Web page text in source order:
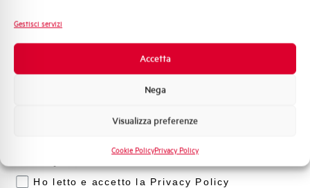
Gestisci servizi
Accetta
Nega
Visualizza preferenze
Cookie PolicyPrivacy Policy
Scopri dove
acquistare
Trova il punto vendita Elettra più vicino a te e accedi
semplici passi. Scopri come possiamo aiutarti.
Mappa
Sistema Quadri
Promozioni e offerte
Formazione tecnica
Voglio ricevere aggiornamenti, novità di
Ho letto e accetto la Privacy Policy